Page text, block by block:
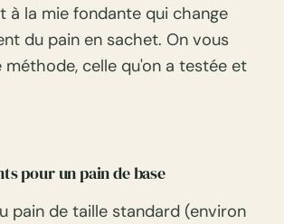
à la mie fondante qui change
du pain en sachet. On vous
méthode, celle qu'on a testée et
pour un pain de base
pain de taille standard (environ